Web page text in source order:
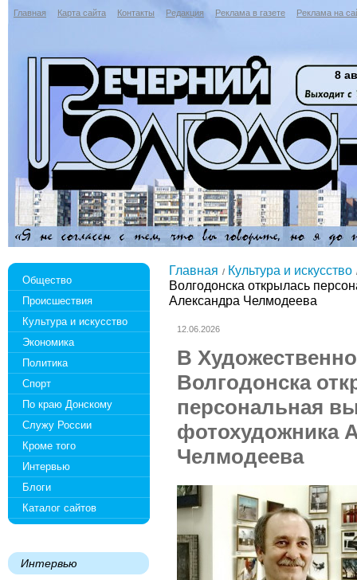
Главная Карта сайта Контакты Редакция Реклама в газете Реклама на
8
Общество
Происшествия
Культура и искусство
Экономика
Политика
Спорт
По краю Донскому
Служу России
Кроме того
Интервью
Блоги
Каталог сайтов
Интервью
Главная
Культура и искусство
Волгодонска открылась
Александра Челмодеева
12.06.2026
В
Волгодонска
персональная
фотохудожника
Челмодеева